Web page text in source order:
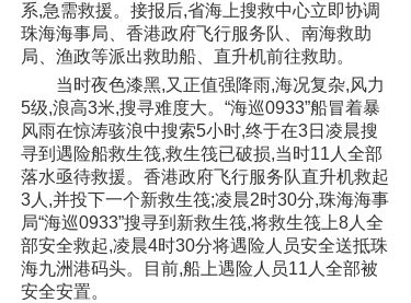
系,急需救援。接报后,省海上搜救中心立即协调
珠海海事局、香港政府飞行服务队、南海救助
局、渔政等派出救助船、直升机前往救助。
当时夜色漆黑,又正值强降雨,海况复杂,风力
5级,浪高3米,搜寻难度大。“海巡0933”船冒着暴
风雨在惊涛骇浪中搜索5小时,终于在3日凌晨搜
寻到遇险船救生筏,救生筏已破损,当时11人全部
落水亟待救援。香港政府飞行服务队直升机救起
3人,并投下一个新救生筏;凌晨2时30分,珠海海事
局“海巡0933”搜寻到新救生筏,将救生筏上8人全
部安全救起,凌晨4时30分将遇险人员安全送抵珠
海九洲港码头。目前,船上遇险人员11人全部被
安全安置。